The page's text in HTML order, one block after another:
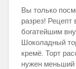
Вы только
разрез! Рецепт
богатейшим
Шоколадный
кремё. Торт
нужен